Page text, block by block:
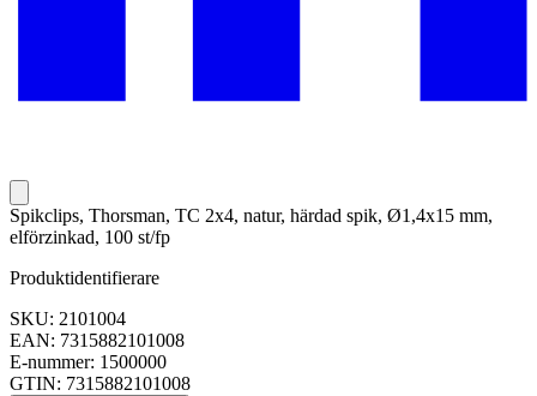
Spikclips, Thorsman, TC 2x4, natur, härdad spik, Ø1,4x15 mm,
elförzinkad, 100 st/fp
Produktidentifierare
SKU: 2101004
EAN: 7315882101008
E-nummer: 1500000
GTIN: 7315882101008